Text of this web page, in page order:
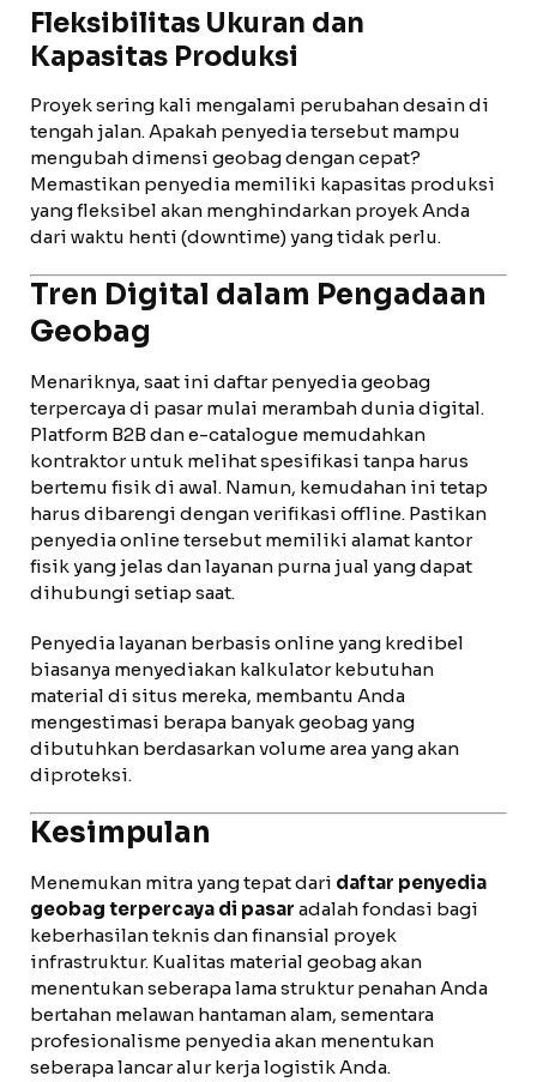
Fleksibilitas Ukuran dan
Kapasitas Produksi
Proyek sering kali mengalami perubahan desain di
tengah jalan. Apakah penyedia tersebut mampu
mengubah dimensi geobag dengan cepat?
Memastikan penyedia memiliki kapasitas produksi
yang fleksibel akan menghindarkan proyek Anda
dari waktu henti (downtime) yang tidak perlu.
Tren Digital dalam Pengadaan
Geobag
Menariknya, saat ini daftar penyedia geobag
terpercaya di pasar mulai merambah dunia digital.
Platform B2B dan e-catalogue memudahkan
kontraktor untuk melihat spesifikasi tanpa harus
bertemu fisik di awal. Namun, kemudahan ini tetap
harus dibarengi dengan verifikasi offline. Pastikan
penyedia online tersebut memiliki alamat kantor
fisik yang jelas dan layanan purna jual yang dapat
dihubungi setiap saat.
Penyedia layanan berbasis online yang kredibel
biasanya menyediakan kalkulator kebutuhan
material di situs mereka, membantu Anda
mengestimasi berapa banyak geobag yang
dibutuhkan berdasarkan volume area yang akan
diproteksi.
Kesimpulan
Menemukan mitra yang tepat dari daftar penyedia
geobag terpercaya di pasar adalah fondasi bagi
keberhasilan teknis dan finansial proyek
infrastruktur. Kualitas material geobag akan
menentukan seberapa lama struktur penahan Anda
bertahan melawan hantaman alam, sementara
profesionalisme penyedia akan menentukan
seberapa lancar alur kerja logistik Anda.